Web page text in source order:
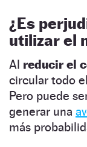
¿Es
utilizar el
Al reducir el
circular todo
Pero puede
generar una
más